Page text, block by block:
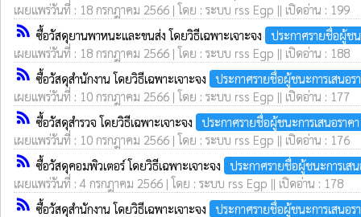
เผยแพร่วันที่ : 18 กรกฎาคม 2566 | โดย : ระบบ rss Egp || เปิดอ่าน : 199
rss_feed ซื้อวัสดุยานพาหนะและขนส่ง โดยวิธีเฉพาะเจาะจง
ประกาศรายชื่อผู้ชน
เผยแพร่วันที่ : 18 กรกฎาคม 2566 | โดย : ระบบ rss Egp || เปิดอ่าน : 188
rss_feed ซื้อวัสดุสำนักงาน โดยวิธีเฉพาะเจาะจง
ประกาศรายชื่อผู้ชนะการเสนอร
เผยแพร่วันที่ : 10 กรกฎาคม 2566 | โดย : ระบบ rss Egp || เปิดอ่าน : 177
rss_feed ซื้อวัสดุสำรวจ โดยวิธีเฉพาะเจาะจง
ประกาศรายชื่อผู้ชนะการเสนอราคา
เผยแพร่วันที่ : 10 กรกฎาคม 2566 | โดย : ระบบ rss Egp || เปิดอ่าน : 176
rss_feed ซื้อวัสดุคอมพิวเตอร์ โดยวิธีเฉพาะเจาะจง
ประกาศรายชื่อผู้ชนะการเสน
เผยแพร่วันที่ : 4 กรกฎาคม 2566 | โดย : ระบบ rss Egp || เปิดอ่าน : 178
rss_feed ซื้อวัสดุสำนักงาน โดยวิธีเฉพาะเจาะจง
ประกาศรายชื่อผู้ชนะการเสนอร